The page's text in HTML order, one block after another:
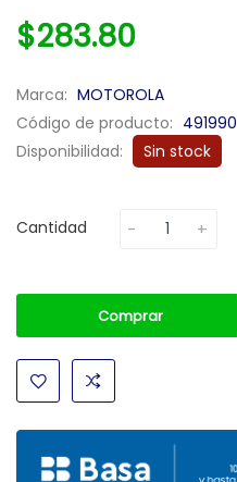
$283.80
Marca: MOTOROLA
Código de producto: 491990
Disponibilidad:
Sin stock
Cantidad
Comprar